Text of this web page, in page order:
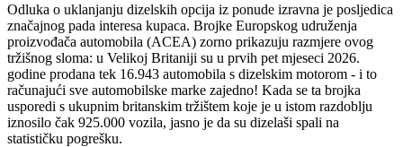
Odluka o uklanjanju dizelskih opcija iz ponude izravna je posljedica
značajnog pada interesa kupaca. Brojke Europskog udruženja
proizvođača automobila (ACEA) zorno prikazuju razmjere ovog
tržišnog sloma: u Velikoj Britaniji su u prvih pet mjeseci 2026.
godine prodana tek 16.943 automobila s dizelskim motorom - i to
računajući sve automobilske marke zajedno! Kada se ta brojka
usporedi s ukupnim britanskim tržištem koje je u istom razdoblju
iznosilo čak 925.000 vozila, jasno je da su dizelaši spali na
statističku pogrešku.